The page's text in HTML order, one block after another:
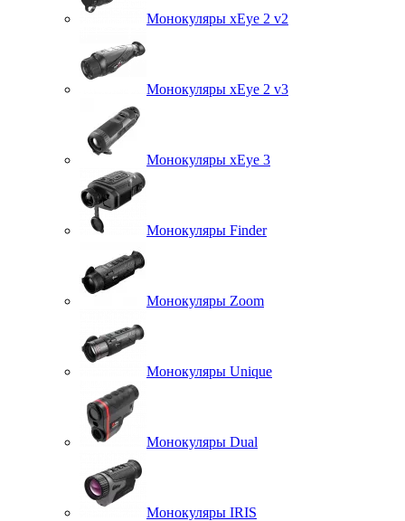
Монокуляры xEye 2 v2
Монокуляры xEye 2 v3
Монокуляры xEye 3
Монокуляры Finder
Монокуляры Zoom
Монокуляры Unique
Монокуляры Dual
Монокуляры IRIS